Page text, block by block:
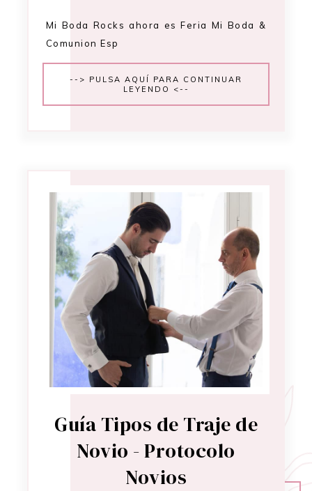
Mi Boda Rocks ahora es Feria Mi Boda &
Comunion Esp
--> PULSA AQUÍ PARA CONTINUAR
LEYENDO <--
Guía Tipos de Traje de
Novio - Protocolo
Novios